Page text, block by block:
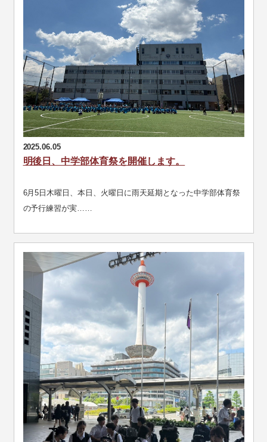
2025.06.05
明後日、中学部体育祭を開催します。
6月5日木曜日、本日、火曜日に雨天延期となった中学部体育祭
の予行練習が実……